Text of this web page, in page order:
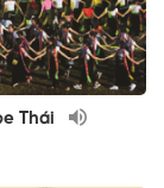
Thái